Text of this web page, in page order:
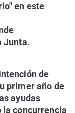
en este
Junta.
de
primer año de
ayudas
la concurrencia